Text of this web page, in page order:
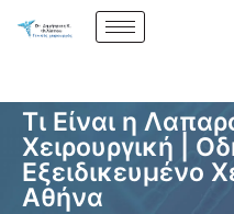
Τι Είναι η
Χειρουργική |
Εξειδικευμένο
Αθήνα